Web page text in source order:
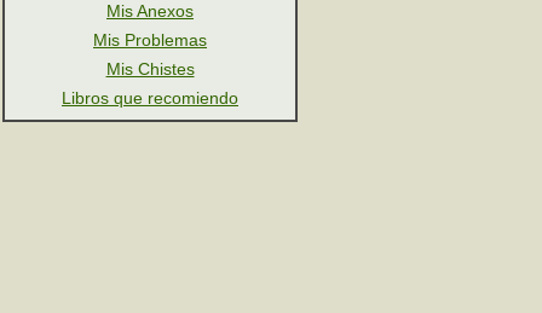
Mis Anexos
Mis Problemas
Mis Chistes
Libros que recomiendo